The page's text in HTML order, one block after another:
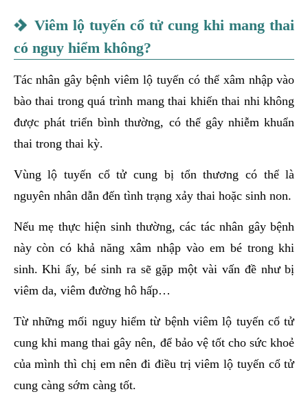
Viêm lộ tuyến cổ tử cung khi mang thai
có nguy hiểm không?
Tác nhân gây bệnh viêm lộ tuyến có thể xâm nhập vào
bào thai trong quá trình mang thai khiến thai nhi không
được phát triển bình thường, có thể gây nhiễm khuẩn
thai trong thai kỳ.
Vùng lộ tuyến cổ tử cung bị tổn thương có thể là
nguyên nhân dẫn đến tình trạng xảy thai hoặc sinh non.
Nếu mẹ thực hiện sinh thường, các tác nhân gây bệnh
này còn có khả năng xâm nhập vào em bé trong khi
sinh. Khi ấy, bé sinh ra sẽ gặp một vài vấn đề như bị
viêm da, viêm đường hô hấp…
Từ những mối nguy hiểm từ bệnh viêm lộ tuyến cổ tử
cung khi mang thai gây nên, để bảo vệ tốt cho sức khoẻ
của mình thì chị em nên đi điều trị viêm lộ tuyến cổ tử
cung càng sớm càng tốt.